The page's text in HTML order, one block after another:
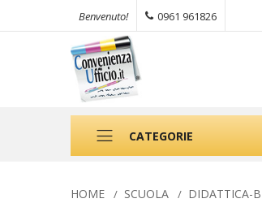
Benvenuto! 0961 961826
CATEGORIE
HOME SCUOLA DIDATTICA-